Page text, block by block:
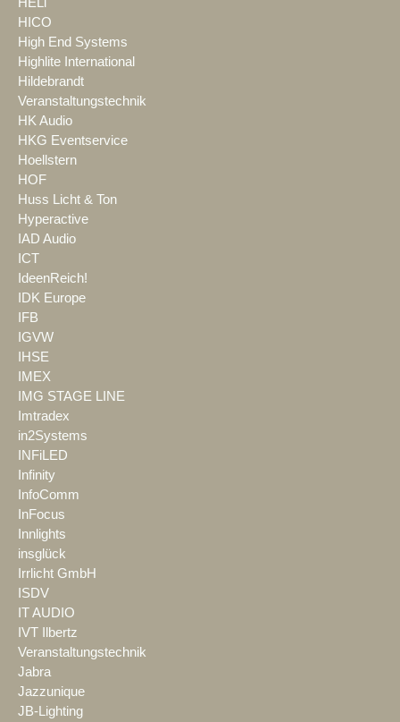
HICO
High End Systems
Highlite International
Hildebrandt
Veranstaltungstechnik
HK Audio
HKG Eventservice
Hoellstern
HOF
Huss Licht & Ton
Hyperactive
IAD Audio
ICT
IdeenReich!
IDK Europe
IFB
IGVW
IHSE
IMEX
IMG STAGE LINE
Imtradex
in2Systems
INFiLED
Infinity
InfoComm
InFocus
Innlights
insglück
Irrlicht GmbH
ISDV
IT AUDIO
IVT Ilbertz
Veranstaltungstechnik
Jabra
Jazzunique
JB-Lighting